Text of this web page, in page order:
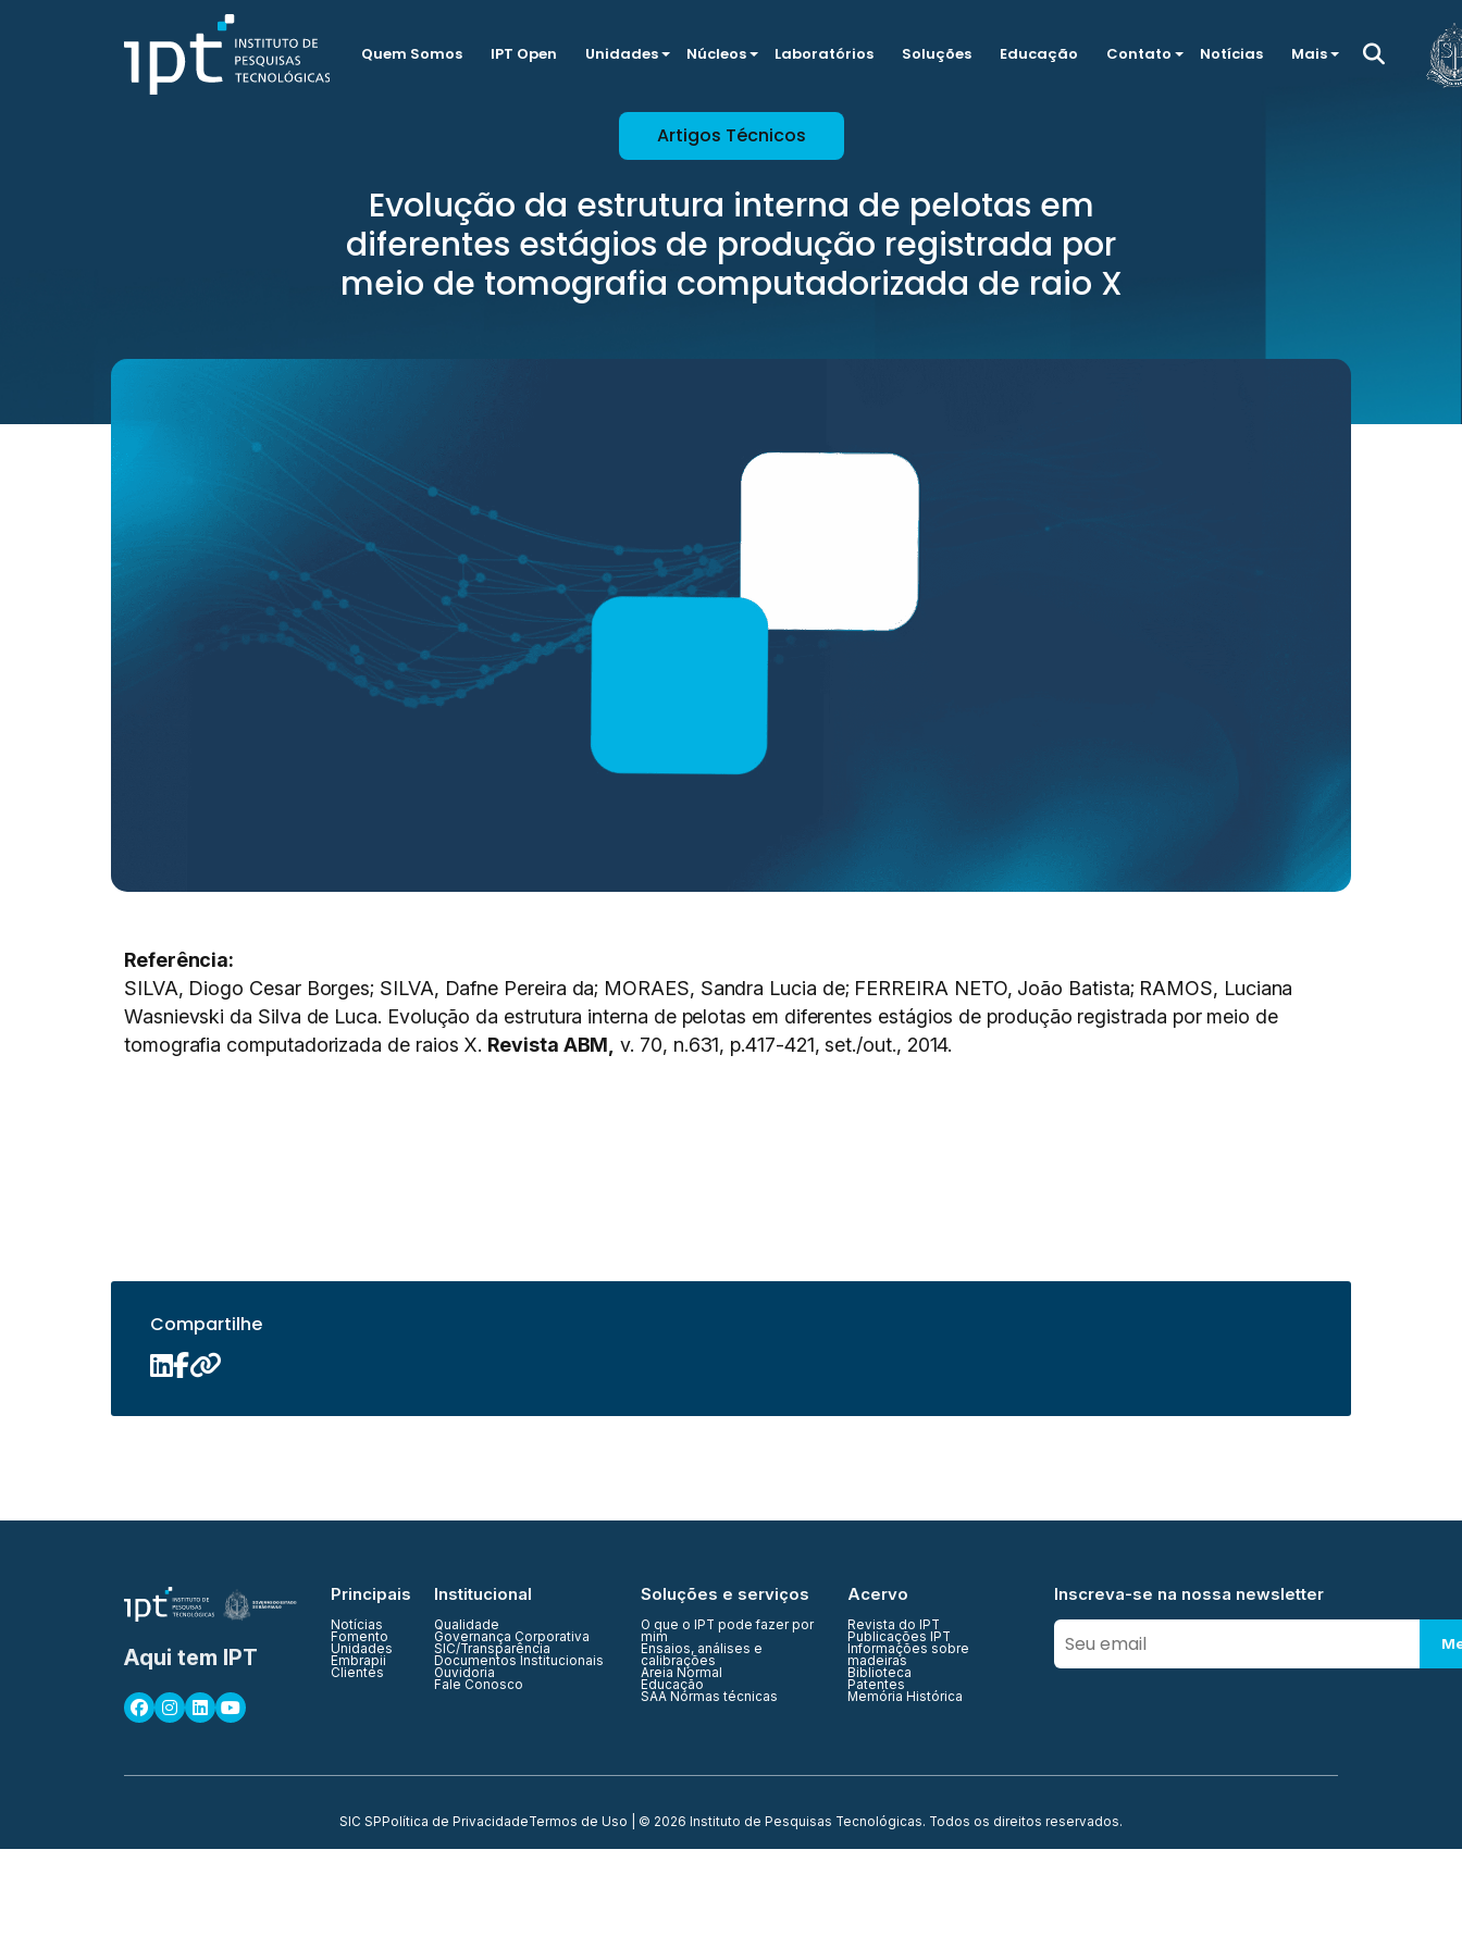
Quem Somos IPT Open Unidades Núcleos Laboratórios Soluções Educação Contato Notícias Mais
Artigos Técnicos
Evolução da estrutura interna de pelotas em
diferentes estágios de produção registrada por
meio de tomografia computadorizada de raio X
Referência:
SILVA, Diogo Cesar Borges; SILVA, Dafne Pereira da; MORAES, Sandra Lucia de; FERREIRA NETO, João Batista; RAMOS, Luciana
Wasnievski da Silva de Luca. Evolução da estrutura interna de pelotas em diferentes estágios de produção registrada por meio de
tomografia computadorizada de raios X. Revista ABM, v. 70, n.631, p.417-421, set./out., 2014.
Compartilhe
Aqui tem IPT
Principais
Notícias
Fomento
Unidades
Embrapii
Clientes
Institucional
Qualidade
Governança Corporativa
SIC/Transparência
Documentos Institucionais
Ouvidoria
Fale Conosco
Soluções e serviços
O que o IPT pode fazer por
mim
Ensaios, análises e
calibrações
Areia Normal
Educação
SAA Normas técnicas
Acervo
Revista do IPT
Publicações IPT
Informações sobre
madeiras
Biblioteca
Patentes
Memória Histórica
Inscreva-se na nossa newsletter
SIC SPPolítica de PrivacidadeTermos de Uso | © 2026 Instituto de Pesquisas Tecnológicas. Todos os direitos reservados.